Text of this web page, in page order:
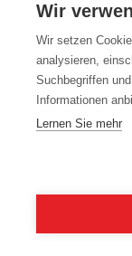
Artikelnummer:
509,15€
610,98 € inkl. Mwst
Wir
Wir setzen
analysieren,
Suchbegriffen
Informationen
Lernen Sie mehr